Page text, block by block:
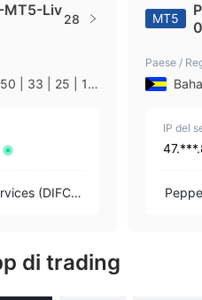
MT5-Liv28
| 33 | 25 | 10
(DIFC)
MT5
Paese /
IP del
di trading